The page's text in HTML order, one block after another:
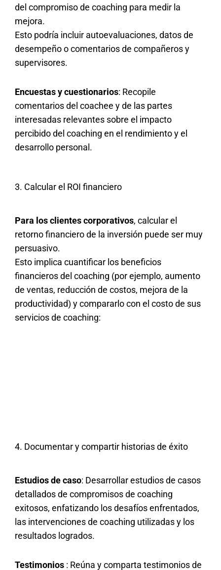
del compromiso de coaching para medir la
mejora.
Esto podría incluir autoevaluaciones, datos de
desempeño o comentarios de compañeros y
supervisores.
Encuestas y cuestionarios: Recopile
comentarios del coachee y de las partes
interesadas relevantes sobre el impacto
percibido del coaching en el rendimiento y el
desarrollo personal.
3. Calcular el ROI financiero
Para los clientes corporativos, calcular el
retorno financiero de la inversión puede ser muy
persuasivo.
Esto implica cuantificar los beneficios
financieros del coaching (por ejemplo, aumento
de ventas, reducción de costos, mejora de la
productividad) y compararlo con el costo de sus
servicios de coaching:
4. Documentar y compartir historias de éxito
Estudios de caso: Desarrollar estudios de casos
detallados de compromisos de coaching
exitosos, enfatizando los desafíos enfrentados,
las intervenciones de coaching utilizadas y los
resultados logrados.
Testimonios : Reúna y comparta testimonios de